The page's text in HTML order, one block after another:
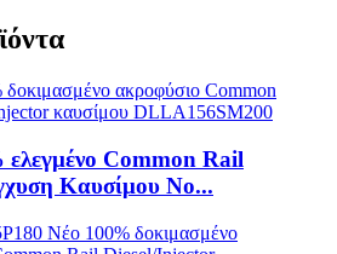
Common Rail
Καυσίμου No...